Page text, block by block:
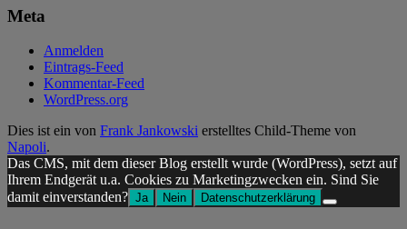
Meta
Anmelden
Eintrags-Feed
Kommentar-Feed
WordPress.org
Dies ist ein von Frank Jankowski erstelltes Child-Theme von
Napoli.
Das CMS, mit dem dieser Blog erstellt wurde (WordPress), setzt auf
Ihrem Endgerät u.a. Cookies zu Marketingzwecken ein. Sind Sie
damit einverstanden? Ja Nein Datenschutzerklärung